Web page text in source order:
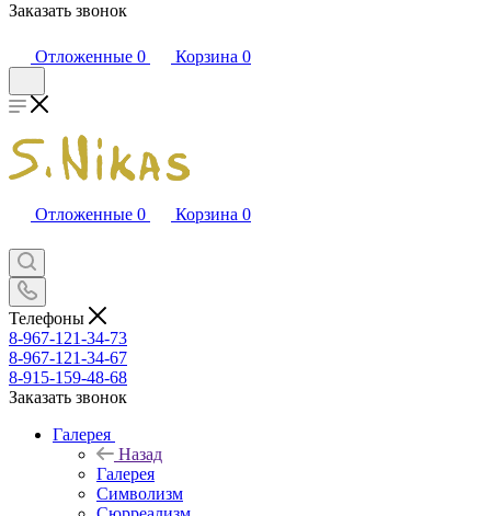
Заказать звонок
Отложенные 0 Корзина 0
Отложенные 0 Корзина 0
Телефоны
8-967-121-34-73
8-967-121-34-67
8-915-159-48-68
Заказать звонок
Галерея
Назад
Галерея
Символизм